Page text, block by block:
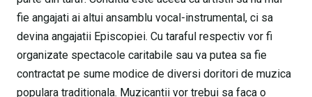
fie angajati ai altui ansamblu vocal-instrumental, ci sa
devina angajatii Episcopiei. Cu taraful respectiv vor fi
organizate spectacole caritabile sau va putea sa fie
contractat pe sume modice de diversi doritori de muzica
populara traditionala. Muzicantii vor trebui sa faca o